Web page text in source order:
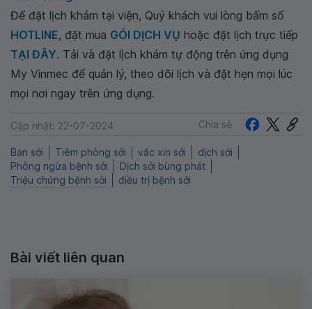
Để đặt lịch khám tại viện, Quý khách vui lòng bấm số
HOTLINE, đặt mua GÓI DỊCH VỤ hoặc đặt lịch trực tiếp
TẠI ĐÂY. Tải và đặt lịch khám tự động trên ứng dụng
My Vinmec để quản lý, theo dõi lịch và đặt hẹn mọi lúc
mọi nơi ngay trên ứng dụng.
Cập nhật: 22-07-2024 Chia sẻ
Ban sởi Tiêm phòng sởi vắc xin sởi
dịch sởi
Phòng ngừa bệnh sởi
Dịch sởi bùng phát
Triệu chứng bệnh sởi
điều trị bệnh sởi
Bài viết liên quan